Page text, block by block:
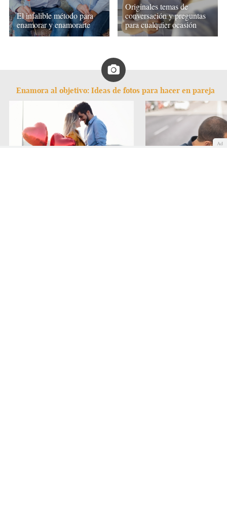
El infalible método para
enamorar y enamorarte
Originales temas de
conversación y preguntas
para cualquier ocasión
Enamora al objetivo: Ideas de fotos para hacer en pareja
Ad